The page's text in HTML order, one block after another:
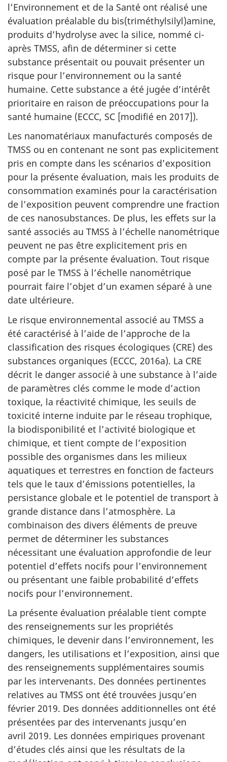
l’Environnement et de la Santé ont réalisé une
évaluation préalable du bis(triméthylsilyl)amine,
produits d’hydrolyse avec la silice, nommé ci-
après TMSS, afin de déterminer si cette
substance présentait ou pouvait présenter un
risque pour l’environnement ou la santé
humaine. Cette substance a été jugée d’intérêt
prioritaire en raison de préoccupations pour la
santé humaine (ECCC, SC [modifié en 2017]).
Les nanomatériaux manufacturés composés de
TMSS ou en contenant ne sont pas explicitement
pris en compte dans les scénarios d’exposition
pour la présente évaluation, mais les produits de
consommation examinés pour la caractérisation
de l’exposition peuvent comprendre une fraction
de ces nanosubstances. De plus, les effets sur la
santé associés au TMSS à l’échelle nanométrique
peuvent ne pas être explicitement pris en
compte par la présente évaluation. Tout risque
posé par le TMSS à l’échelle nanométrique
pourrait faire l’objet d’un examen séparé à une
date ultérieure.
Le risque environnemental associé au TMSS a
été caractérisé à l’aide de l’approche de la
classification des risques écologiques (CRE) des
substances organiques (ECCC, 2016a). La CRE
décrit le danger associé à une substance à l’aide
de paramètres clés comme le mode d’action
toxique, la réactivité chimique, les seuils de
toxicité interne induite par le réseau trophique,
la biodisponibilité et l’activité biologique et
chimique, et tient compte de l’exposition
possible des organismes dans les milieux
aquatiques et terrestres en fonction de facteurs
tels que le taux d’émissions potentielles, la
persistance globale et le potentiel de transport à
grande distance dans l’atmosphère. La
combinaison des divers éléments de preuve
permet de déterminer les substances
nécessitant une évaluation approfondie de leur
potentiel d’effets nocifs pour l’environnement
ou présentant une faible probabilité d’effets
nocifs pour l’environnement.
La présente évaluation préalable tient compte
des renseignements sur les propriétés
chimiques, le devenir dans l’environnement, les
dangers, les utilisations et l’exposition, ainsi que
des renseignements supplémentaires soumis
par les intervenants. Des données pertinentes
relatives au TMSS ont été trouvées jusqu’en
février 2019. Des données additionnelles ont été
présentées par des intervenants jusqu’en
avril 2019. Les données empiriques provenant
d’études clés ainsi que les résultats de la